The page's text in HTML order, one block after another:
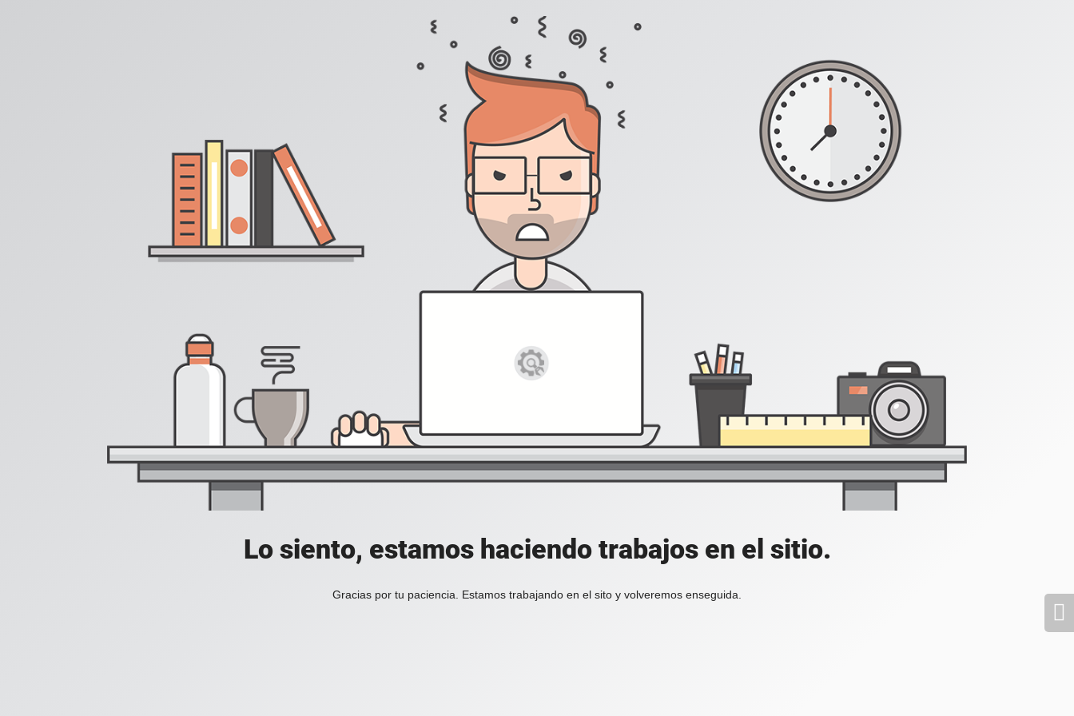
Lo siento, estamos haciendo trabajos en el sitio.
Gracias por tu paciencia. Estamos trabajando en el sito y volveremos enseguida.